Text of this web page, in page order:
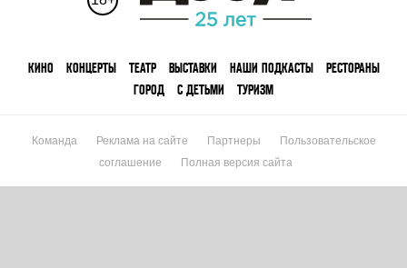
КИНО КОНЦЕРТЫ ТЕАТР ВЫСТАВКИ НАШИ ПОДКАСТЫ
РЕСТОРАНЫ
ГОРОД
С ДЕТЬМИ ТУРИЗМ
Команда Реклама на сайте Партнеры
Пользовательское
соглашение
Полная версия сайта